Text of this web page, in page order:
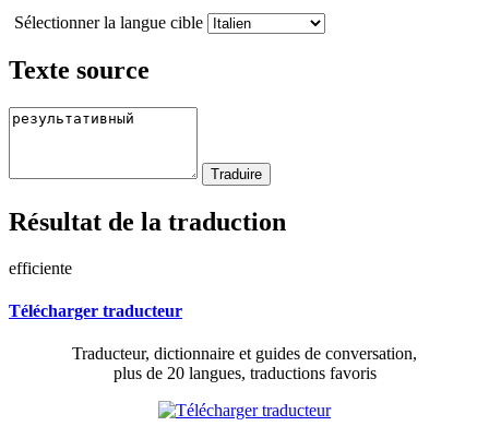
Sélectionner la langue cible
Texte source
Résultat de la traduction
efficiente
Télécharger traducteur
Traducteur, dictionnaire et guides de conversation,
plus de 20 langues, traductions favoris